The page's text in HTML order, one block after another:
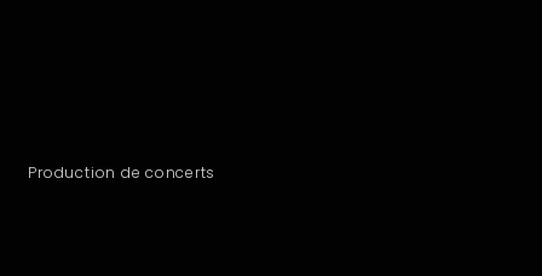
Production de concerts